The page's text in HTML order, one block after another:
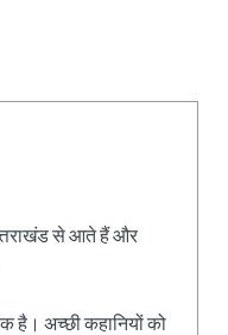
से आते हैं और
है। अच्छी कहानियों को